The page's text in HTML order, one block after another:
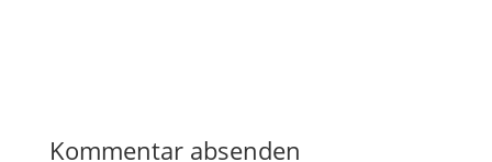
Kommentar absenden